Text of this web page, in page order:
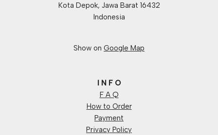
Kota Depok, Jawa Barat 16432
Indonesia
Show on Google Map
I N F O
F A Q
How to Order
Payment
Privacy Policy